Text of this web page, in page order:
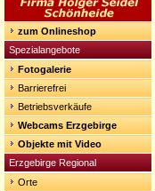
zum Onlineshop
Spezialangebote
Fotogalerie
Barrierefrei
Betriebsverkäufe
Webcams Erzgebirge
Objekte mit Video
Erzgebirge Regional
Orte